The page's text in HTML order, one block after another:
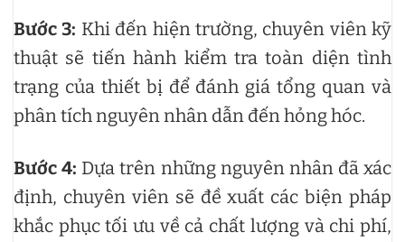
Bước 3: Khi đến hiện trường, chuyên viên kỹ
thuật sẽ tiến hành kiểm tra toàn diện tình
trạng của thiết bị để đánh giá tổng quan và
phân tích nguyên nhân dẫn đến hỏng hóc.
Bước 4: Dựa trên những nguyên nhân đã xác
định, chuyên viên sẽ đề xuất các biện pháp
khắc phục tối ưu về cả chất lượng và chi phí,